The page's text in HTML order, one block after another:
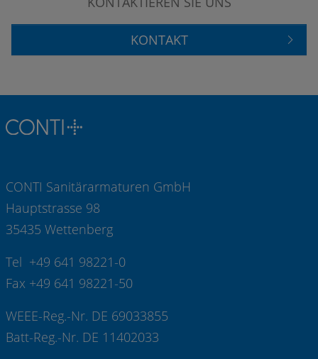
KONTAKT
CONTI Sanitärarmaturen GmbH
Hauptstrasse 98
35435 Wettenberg
Tel +49 641 98221-0
Fax +49 641 98221-50
WEEE-Reg.-Nr. DE 69033855
Batt-Reg.-Nr. DE 11402033